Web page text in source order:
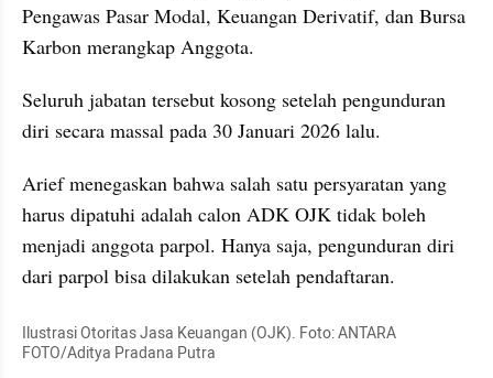
Pengawas Pasar Modal, Keuangan Derivatif, dan Bursa
Karbon merangkap Anggota.
Seluruh jabatan tersebut kosong setelah pengunduran
diri secara massal pada 30 Januari 2026 lalu.
Arief menegaskan bahwa salah satu persyaratan yang
harus dipatuhi adalah calon ADK OJK tidak boleh
menjadi anggota parpol. Hanya saja, pengunduran diri
dari parpol bisa dilakukan setelah pendaftaran.
Ilustrasi Otoritas Jasa Keuangan (OJK). Foto: ANTARA
FOTO/Aditya Pradana Putra